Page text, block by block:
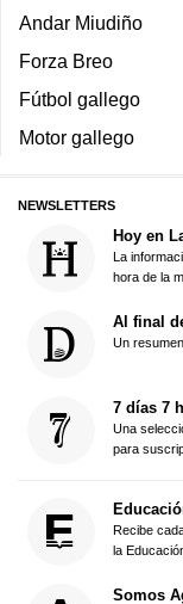
Andar Miudiño
Forza Breo
Fútbol gallego
Motor gallego
NEWSLETTERS
Hoy en
La
hora de la
Al final
Un
7 días 7
Una
para
Recibe
la
Somos